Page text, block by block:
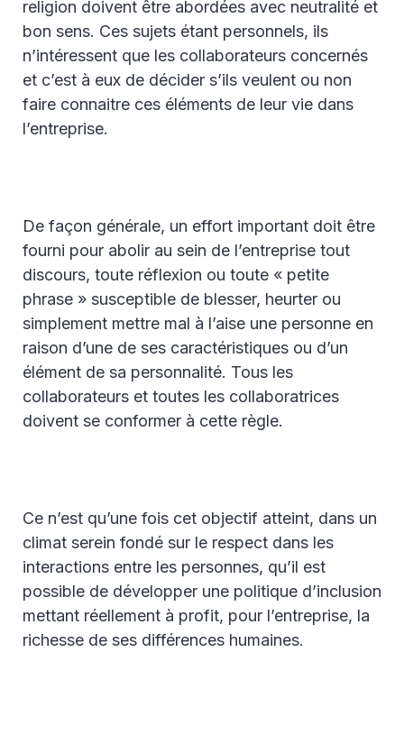
religion doivent être abordées avec neutralité et
bon sens. Ces sujets étant personnels, ils
n’intéressent que les collaborateurs concernés
et c’est à eux de décider s’ils veulent ou non
faire connaitre ces éléments de leur vie dans
l’entreprise.
De façon générale, un effort important doit être
fourni pour abolir au sein de l’entreprise tout
discours, toute réflexion ou toute « petite
phrase » susceptible de blesser, heurter ou
simplement mettre mal à l’aise une personne en
raison d’une de ses caractéristiques ou d’un
élément de sa personnalité. Tous les
collaborateurs et toutes les collaboratrices
doivent se conformer à cette règle.
Ce n’est qu’une fois cet objectif atteint, dans un
climat serein fondé sur le respect dans les
interactions entre les personnes, qu’il est
possible de développer une politique d’inclusion
mettant réellement à profit, pour l’entreprise, la
richesse de ses différences humaines.